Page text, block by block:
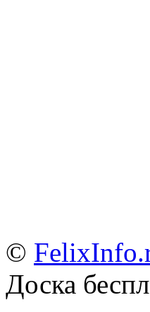
©
Доска